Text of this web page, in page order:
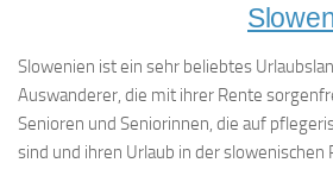
Slowenien ist ein sehr beliebtes
Auswanderer, die mit ihrer Rente
Senioren und Seniorinnen, die auf
sind und ihren Urlaub in der slowenischen